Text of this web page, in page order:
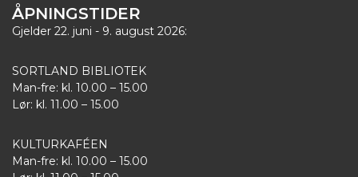
ÅPNINGSTIDER
Gjelder 22. juni - 9. august 2026:
SORTLAND BIBLIOTEK
Man-fre: kl. 10.00 – 15.00
Lør: kl. 11.00 – 15.00
KULTURKAFÉEN
Man-fre: kl. 10.00 – 15.00